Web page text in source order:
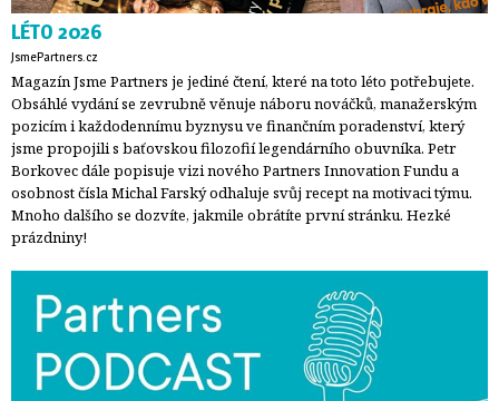
LÉTO 2026
JsmePartners.cz
Magazín Jsme Partners je jediné čtení, které na toto léto potřebujete.
Obsáhlé vydání se zevrubně věnuje náboru nováčků, manažerským
pozicím i každodennímu byznysu ve finančním poradenství, který
jsme propojili s baťovskou filozofií legendárního obuvníka. Petr
Borkovec dále popisuje vizi nového Partners Innovation Fundu a
osobnost čísla Michal Farský odhaluje svůj recept na motivaci týmu.
Mnoho dalšího se dozvíte, jakmile obrátíte první stránku. Hezké
prázdniny!